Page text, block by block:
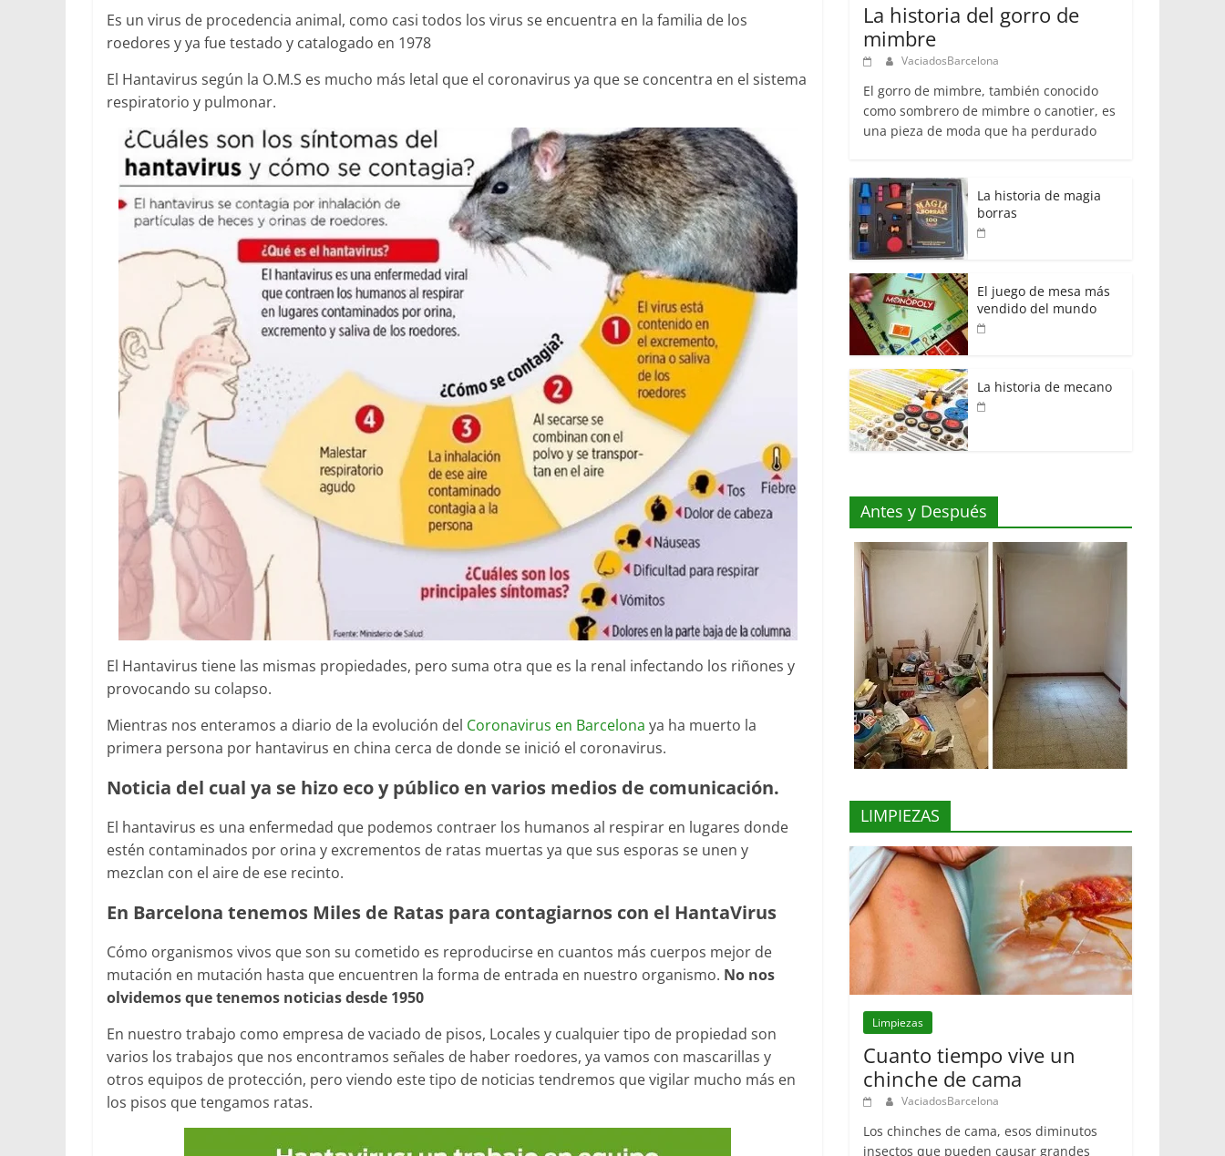
Es un virus de procedencia animal, como casi todos los virus se encuentra en la familia de los
roedores y ya fue testado y catalogado en 1978
El Hantavirus según la O.M.S es mucho más letal que el coronavirus ya que se concentra en el sistema
respiratorio y pulmonar.
El Hantavirus tiene las mismas propiedades, pero suma otra que es la renal infectando los riñones y
provocando su colapso.
Mientras nos enteramos a diario de la evolución del Coronavirus en Barcelona ya ha muerto la
primera persona por hantavirus en china cerca de donde se inició el coronavirus.
Noticia del cual ya se hizo eco y público en varios medios de comunicación.
El hantavirus es una enfermedad que podemos contraer los humanos al respirar en lugares donde
estén contaminados por orina y excrementos de ratas muertas ya que sus esporas se unen y
mezclan con el aire de ese recinto.
En Barcelona tenemos Miles de Ratas para contagiarnos con el HantaVirus
Cómo organismos vivos que son su cometido es reproducirse en cuantos más cuerpos mejor de
mutación en mutación hasta que encuentren la forma de entrada en nuestro organismo. No nos
olvidemos que tenemos noticias desde 1950
En nuestro trabajo como empresa de vaciado de pisos, Locales y cualquier tipo de propiedad son
varios los trabajos que nos encontramos señales de haber roedores, ya vamos con mascarillas y
otros equipos de protección, pero viendo este tipo de noticias tendremos que vigilar mucho más en
los pisos que tengamos ratas.
La historia del gorro de
mimbre
VaciadosBarcelona
El gorro de mimbre, también conocido
como sombrero de mimbre o canotier, es
una pieza de moda que ha perdurado
La historia de magia
borras
El juego de mesa más
vendido del mundo
La historia de mecano
Antes y Después
LIMPIEZAS
Limpiezas
Cuanto tiempo vive un
chinche de cama
VaciadosBarcelona
Los chinches de cama, esos diminutos
insectos que pueden causar grandes